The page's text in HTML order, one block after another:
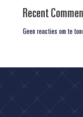
Recent
Geen reacties om te